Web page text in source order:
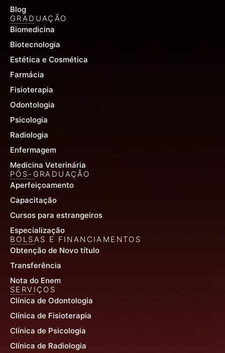
Blog
GRADUAÇÃO
Biomedicina
Biotecnologia
Estética e Cosmética
Farmácia
Fisioterapia
Odontologia
Psicologia
Radiologia
Enfermagem
Medicina Veterinária
PÓS-GRADUAÇÃO
Aperfeiçoamento
Capacitação
Cursos para estrangeiros
Especialização
BOLSAS E FINANCIAMENTOS
Obtenção de Novo título
Transferência
Nota do Enem
SERVIÇOS
Clínica de Odontologia
Clínica de Fisioterapia
Clínica de Psicologia
Clínica de Radiologia